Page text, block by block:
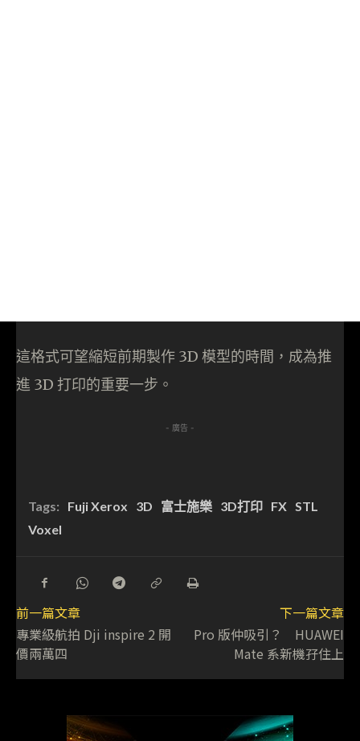
這格式可望縮短前期製作 3D 模型的時間，成為推
進 3D 打印的重要一步。
- 廣告 -
Tags: Fuji Xerox 3D 富士施樂 3D打印 FX STL
Voxel
前一篇文章
專業級航拍 Dji inspire 2 開
價兩萬四
下一篇文章
Pro 版仲吸引？ HUAWEI
Mate 系新機孖住上